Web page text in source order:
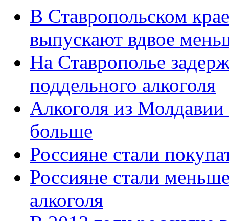
В Ставропольском
выпускают вдвое
На Ставрополье
поддельного алкоголя
Алкоголя из Молдавии
больше
Россияне стали
Россияне стали
алкоголя